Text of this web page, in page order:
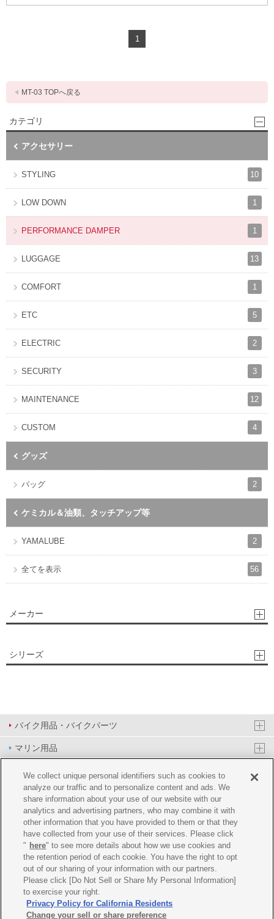
1
MT-03 TOPへ戻る
カテゴリ
アクセサリー
STYLING 10
LOW DOWN 1
PERFORMANCE DAMPER 1
LUGGAGE 13
COMFORT 1
ETC 5
ELECTRIC 2
SECURITY 3
MAINTENANCE 12
CUSTOM 4
グッズ
バッグ 2
ケミカル＆油類、タッチアップ等
YAMALUBE 2
全てを表示 56
メーカー
シリーズ
バイク用品・バイクパーツ
マリン用品
PAS/YPJ用品
その他用品
イベント&エンターテイメント
オンラインショップ
企業情報
ご利用規約 推薦環境 プライバシーポリシー Cookie ポリシー
We collect unique personal identifiers such as cookies to
analyze our traffic and to personalize content and ads. We
share information about your use of our website with our
analytics and advertising partners, who may combine it with
other information that you have provided to them or that they
have collected from your use of their services. Please click
" here" to see more details about how we use cookies and
the retention period of each cookie. You have the right to opt
out of our sharing of your information with our partners.
Please click [Do Not Sell or Share My Personal Information]
to exercise your right.
Privacy Policy for California Residents
Change your sell or share preference